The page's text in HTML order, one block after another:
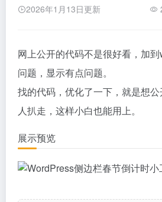
2026年1月13日更新
网上公开的代码不是很好看，加
问题，显示有点问题。
找的代码，优化了一下，就是想
人扒走，这样小白也能用上。
展示预览